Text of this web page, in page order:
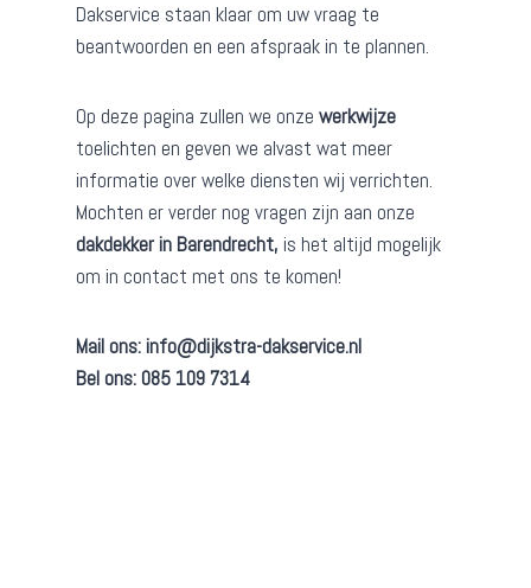
Dakservice staan klaar om uw vraag te
beantwoorden en een afspraak in te plannen.
Op deze pagina zullen we onze werkwijze
toelichten en geven we alvast wat meer
informatie over welke diensten wij verrichten.
Mochten er verder nog vragen zijn aan onze
dakdekker in Barendrecht, is het altijd mogelijk
om in contact met ons te komen!
Mail ons: info@dijkstra-dakservice.nl
Bel ons: 085 109 7314